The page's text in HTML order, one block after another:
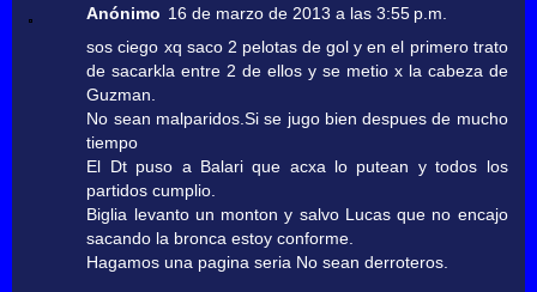
Anónimo 16 de marzo de 2013 a las 3:55 p.m.
sos ciego xq saco 2 pelotas de gol y en el primero trato
de sacarkla entre 2 de ellos y se metio x la cabeza de
Guzman.
No sean malparidos.Si se jugo bien despues de mucho
tiempo
El Dt puso a Balari que acxa lo putean y todos los
partidos cumplio.
Biglia levanto un monton y salvo Lucas que no encajo
sacando la bronca estoy conforme.
Hagamos una pagina seria No sean derroteros.